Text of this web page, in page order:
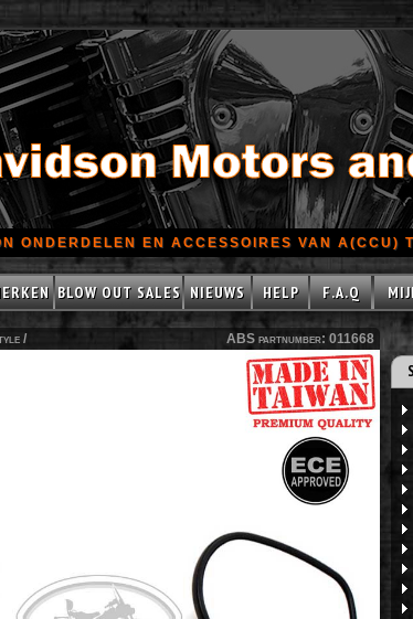
ONDERDELEN EN ACCESSOIRES VAN A(CCU)
BLOW OUT SALES NIEUWS HELP F.A.Q
/ ABS partnumber: 011668